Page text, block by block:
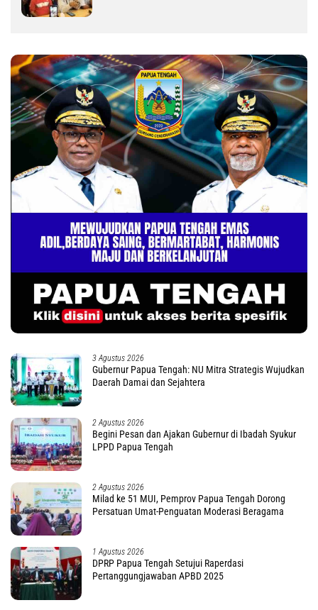
3 Agustus 2026
Gubernur Papua Tengah: NU Mitra Strategis Wujudkan
Daerah Damai dan Sejahtera
2 Agustus 2026
Begini Pesan dan Ajakan Gubernur di Ibadah Syukur
LPPD Papua Tengah
2 Agustus 2026
Milad ke 51 MUI, Pemprov Papua Tengah Dorong
Persatuan Umat-Penguatan Moderasi Beragama
1 Agustus 2026
DPRP Papua Tengah Setujui Raperdasi
Pertanggungjawaban APBD 2025